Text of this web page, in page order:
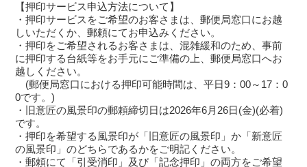
【押印サービス申込方法について】
・押印サービスをご希望のお客さまは、郵便局窓口にお越
しいただくか、郵頼にてお申込みください。
・押印をご希望されるお客さまは、混雑緩和のため、事前
に押印する台紙等をお手元にご準備の上、郵便局窓口へお
越しください。
(郵便局窓口における押印可能時間は、平日9：00～17：0
0です。)
・旧意匠の風景印の郵頼締切日は2026年6月26日(金)(必着)
です。
・押印を希望する風景印が「旧意匠の風景印」か「新意匠
の風景印」のどちらであるかをご明記ください。
・郵頼にて「引受消印」及び「記念押印」の両方をご希望